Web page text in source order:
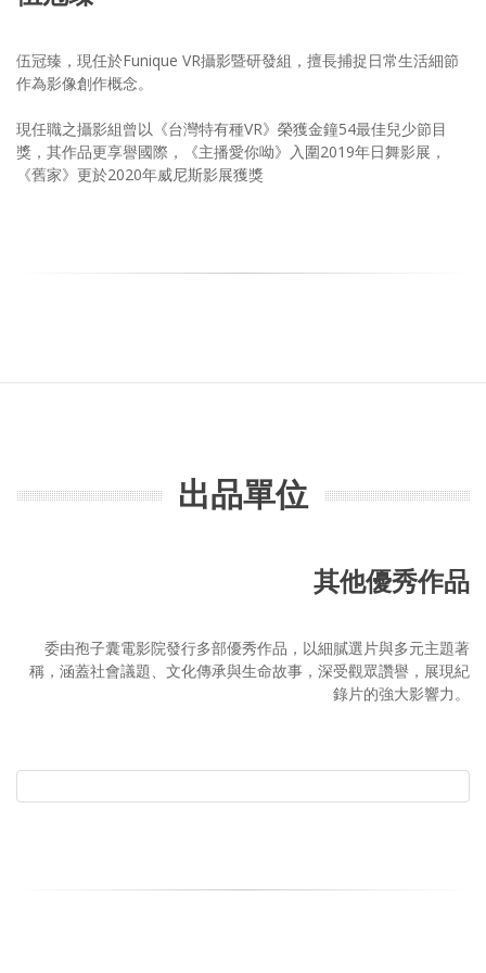
伍冠臻，現任於Funique VR攝影暨研發組，擅長捕捉日常生活細節
作為影像創作概念。
現任職之攝影組曾以《台灣特有種VR》榮獲金鐘54最佳兒少節目
獎，其作品更享譽國際，《主播愛你呦》入圍2019年日舞影展，
《舊家》更於2020年威尼斯影展獲獎
出品單位
其他優秀作品
委由孢子囊電影院發行多部優秀作品，以細膩選片與多元主題著
稱，涵蓋社會議題、文化傳承與生命故事，深受觀眾讚譽，展現紀
錄片的強大影響力。